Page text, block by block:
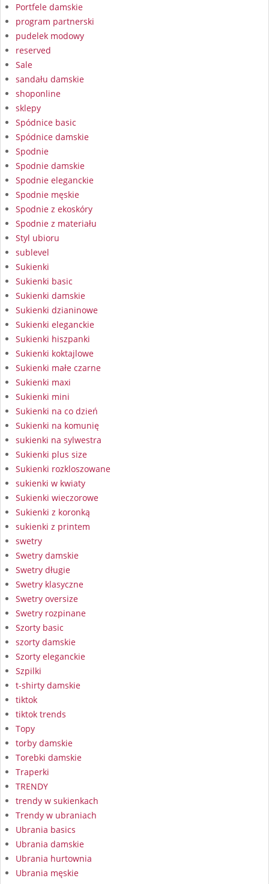
Portfele damskie
program partnerski
pudelek modowy
reserved
Sale
sandału damskie
shoponline
sklepy
Spódnice basic
Spódnice damskie
Spodnie
Spodnie damskie
Spodnie eleganckie
Spodnie męskie
Spodnie z ekoskóry
Spodnie z materiału
Styl ubioru
sublevel
Sukienki
Sukienki basic
Sukienki damskie
Sukienki dzianinowe
Sukienki eleganckie
Sukienki hiszpanki
Sukienki koktajlowe
Sukienki małe czarne
Sukienki maxi
Sukienki mini
Sukienki na co dzień
Sukienki na komunię
sukienki na sylwestra
Sukienki plus size
Sukienki rozkloszowane
sukienki w kwiaty
Sukienki wieczorowe
Sukienki z koronką
sukienki z printem
swetry
Swetry damskie
Swetry długie
Swetry klasyczne
Swetry oversize
Swetry rozpinane
Szorty basic
szorty damskie
Szorty eleganckie
Szpilki
t-shirty damskie
tiktok
tiktok trends
Topy
torby damskie
Torebki damskie
Traperki
TRENDY
trendy w sukienkach
Trendy w ubraniach
Ubrania basics
Ubrania damskie
Ubrania hurtownia
Ubrania męskie